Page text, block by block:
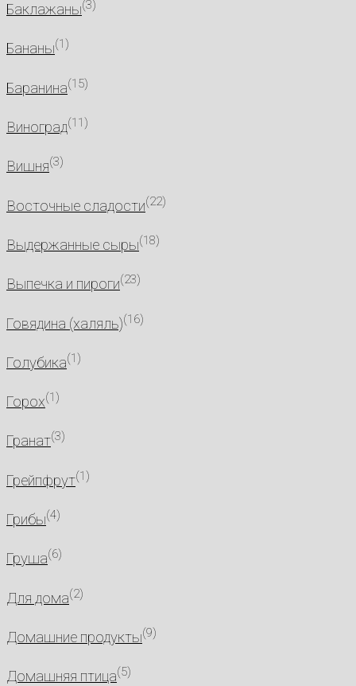
Баклажаны(3)
Бананы(1)
Баранина(15)
Виноград(11)
Вишня(3)
Восточные сладости(22)
Выдержанные сыры(18)
Выпечка и пироги(23)
Говядина (халяль)(16)
Голубика(1)
Горох(1)
Гранат(3)
Грейпфрут(1)
Грибы(4)
Груша(6)
Для дома(2)
Домашние продукты(9)
Домашняя птица(5)